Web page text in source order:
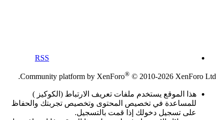
RSS
Community platform by XenForo® © 2010-2026 XenForo Ltd.
هذا الموقع يستخدم ملفات تعريف الارتباط (الكوكيز )
للمساعدة في تخصيص المحتوى وتخصيص تجربتك والحفاظ
على تسجيل دخولك إذا قمت بالتسجيل.